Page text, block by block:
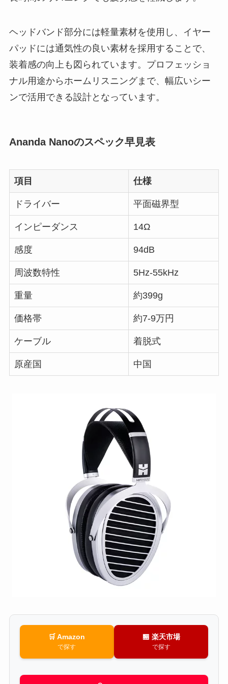
ヘッドバンド部分には軽量素材を使用し、イヤー
パッドには通気性の良い素材を採用することで、
装着感の向上も図られています。プロフェッショ
ナル用途からホームリスニングまで、幅広いシー
ンで活用できる設計となっています。
Ananda Nanoのスペック早見表
項目 仕様
ドライバー 平面磁界型
インピーダンス 14Ω
感度 94dB
周波数特性 5Hz-55kHz
重量 約399g
価格帯 約7-9万円
ケーブル 着脱式
原産国 中国
🛒 Amazon
で探す
🏪 楽天市場
で探す